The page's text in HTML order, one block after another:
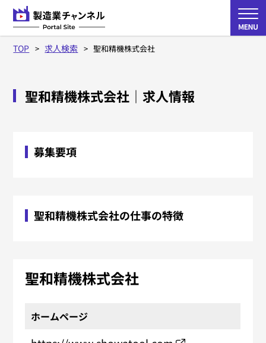
TOP 求人検索 聖和精機株式会社
聖和精機株式会社 ｜求人情報
募集要項
聖和精機株式会社の仕事の特徴
聖和精機株式会社
ホームページ